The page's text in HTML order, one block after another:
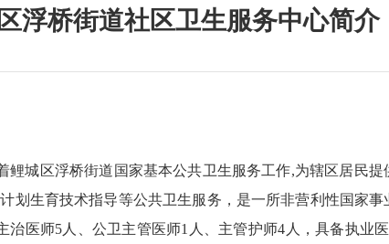
浮桥街道社区卫生服务中心简介
鲤城区浮桥街道国家基本公共卫生服务工作,为辖区居民提
划生育技术指导等公共卫生服务，是一所非营利性国家事
治医师5 人、公卫主管医师1 人、主管护师4 人，具备执业